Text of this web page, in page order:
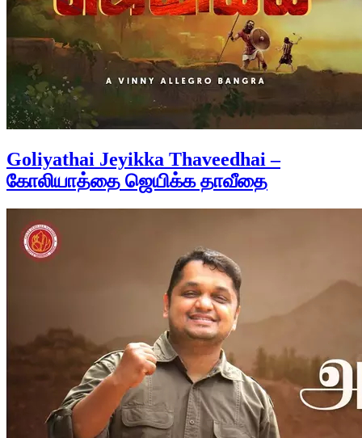
Goliyathai Jeyikka Thaveedhai –
கோலியாத்தை ஜெயிக்க தாவீதை